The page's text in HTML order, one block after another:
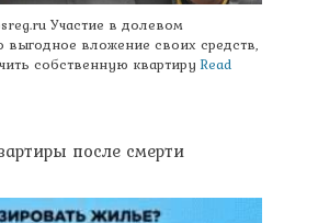
Участие в долевом
выгодное вложение своих средств,
собственную квартируRead
после смерти